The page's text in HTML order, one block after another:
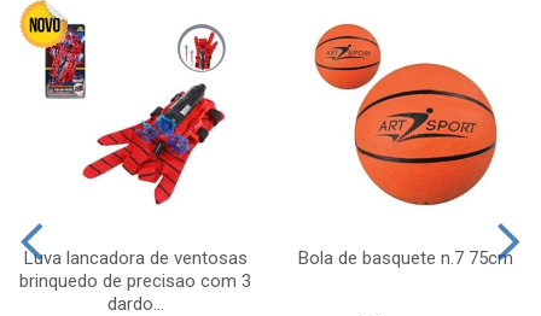
Luva lancadora de ventosas
brinquedo de precisao com 3
dardo...
Bola de basquete n.7 75cm